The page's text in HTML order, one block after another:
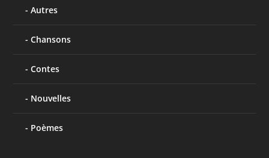
Autres
Chansons
Contes
Nouvelles
Poèmes